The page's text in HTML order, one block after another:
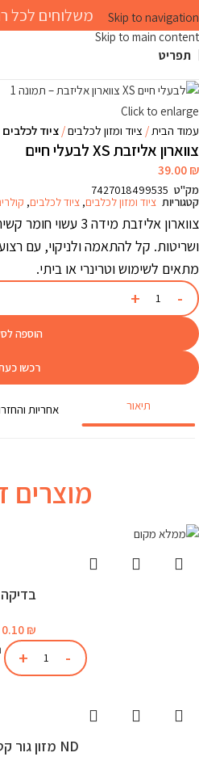
Skip to navigation
Skip to main content
משלוחים לכל
תפריט
Click to enlarge
עמוד הבית
ציוד ומזון לכלבים ציוד לכלבים
צווארון אליזבת XS לבעלי חיים
39.00₪
מק"ט 7427018499535
קטגוריות ציוד ומזון לכלבים, ציוד לכלבים,
צווארון אליזבת
ושריטות. קל להתאמה ולניקוי, עם
מתאים לשימוש וטרינרי או ביתי.
הוספה
רכשו
תיאור אחריות
מוצרים
בדיקה
0.10 ₪
ND מזון גור קטן 7 ק"ג